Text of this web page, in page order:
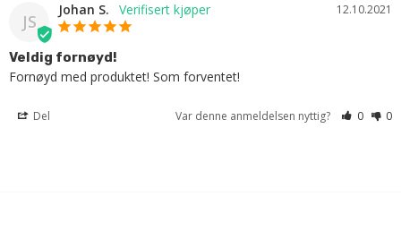
JS
12.10.2021
Johan S.
Veldig fornøyd!
Fornøyd med produktet! Som forventet!
Del Var denne anmeldelsen nyttig? 0 0